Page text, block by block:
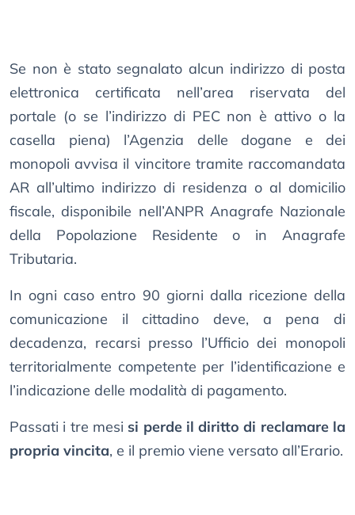
Se non è stato segnalato alcun indirizzo di posta
elettronica certificata nell’area riservata del
portale (o se l’indirizzo di PEC non è attivo o la
casella piena) l’Agenzia delle dogane e dei
monopoli avvisa il vincitore tramite raccomandata
AR all’ultimo indirizzo di residenza o al domicilio
fiscale, disponibile nell’ANPR Anagrafe Nazionale
della Popolazione Residente o in Anagrafe
Tributaria.
In ogni caso entro 90 giorni dalla ricezione della
comunicazione il cittadino deve, a pena di
decadenza, recarsi presso l’Ufficio dei monopoli
territorialmente competente per l’identificazione e
l’indicazione delle modalità di pagamento.
Passati i tre mesi si perde il diritto di reclamare la
propria vincita, e il premio viene versato all’Erario.